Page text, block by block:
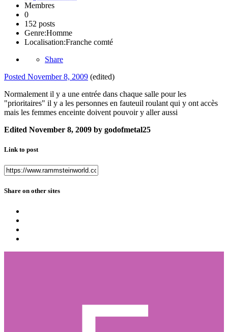
Membres
0
152 posts
Genre:Homme
Localisation:Franche comté
Share
Posted November 8, 2009 (edited)
Normalement il y a une entrée dans chaque salle pour les
"prioritaires" il y a les personnes en fauteuil roulant qui y ont accès
mais les femmes enceinte doivent pouvoir y aller aussi
Edited November 8, 2009 by godofmetal25
Link to post
Share on other sites